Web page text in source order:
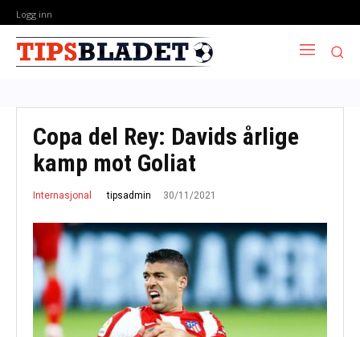
Logg inn
Copa del Rey: Davids årlige
kamp mot Goliat
Internasjonal tipsadmin 30/11/2021